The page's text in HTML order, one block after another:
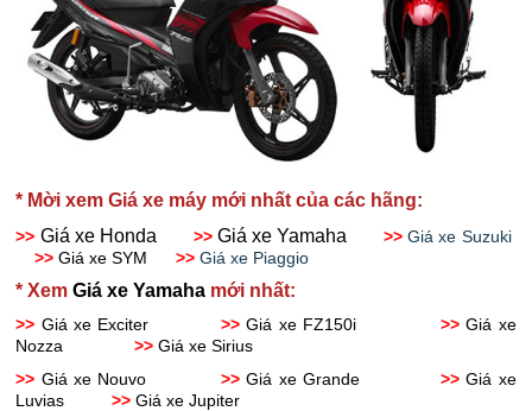
* Mời xem Giá xe máy mới nhất của các hãng:
>> Giá xe Honda >> Giá xe Yamaha >>Giá xe Suzuki
>> Giá xe SYM>> Giá xe Piaggio
* XemGiá xe Yamaha mới nhất:
>> Giá xe Exciter >>Giá xe FZ150i >> Giá xe
Nozza
>> Giá xe Sirius
>> Giá xe Nouvo >> Giá xe Grande >> Giá xe
Luvias
>> Giá xe Jupiter